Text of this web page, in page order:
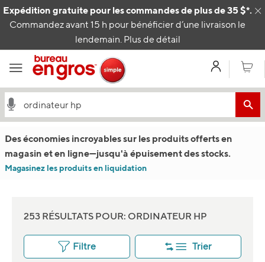
Expédition gratuite pour les commandes de plus de 35 $*.
Commandez avant 15 h pour bénéficier d’une livraison le
lendemain. Plus de détail
MonPanier
Passer au contenu
Des économies incroyables sur les produits offerts en
magasin et en ligne—jusqu'à épuisement des stocks.
Magasinez les produits en liquidation
253 RÉSULTATS POUR: ORDINATEUR HP
Filtre Trier